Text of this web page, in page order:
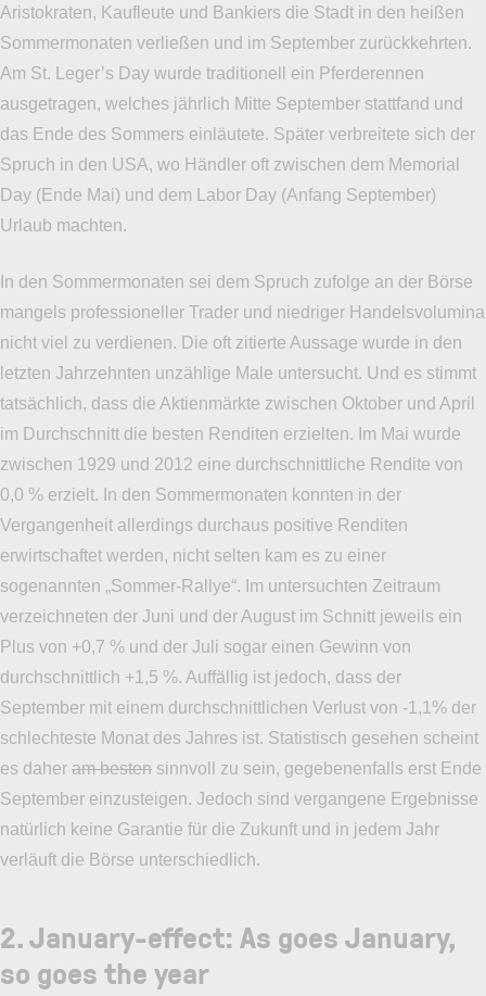
Aristokraten, Kaufleute und Bankiers die Stadt in den heißen
Sommermonaten verließen und im September zurückkehrten.
Am St. Leger’s Day wurde traditionell ein Pferderennen
ausgetragen, welches jährlich Mitte September stattfand und
das Ende des Sommers einläutete. Später verbreitete sich der
Spruch in den USA, wo Händler oft zwischen dem Memorial
Day (Ende Mai) und dem Labor Day (Anfang September)
Urlaub machten.
In den Sommermonaten sei dem Spruch zufolge an der Börse
mangels professioneller Trader und niedriger Handelsvolumina
nicht viel zu verdienen. Die oft zitierte Aussage wurde in den
letzten Jahrzehnten unzählige Male untersucht. Und es stimmt
tatsächlich, dass die Aktienmärkte zwischen Oktober und April
im Durchschnitt die besten Renditen erzielten. Im Mai wurde
zwischen 1929 und 2012 eine durchschnittliche Rendite von
0,0 % erzielt. In den Sommermonaten konnten in der
Vergangenheit allerdings durchaus positive Renditen
erwirtschaftet werden, nicht selten kam es zu einer
sogenannten „Sommer-Rallye“. Im untersuchten Zeitraum
verzeichneten der Juni und der August im Schnitt jeweils ein
Plus von +0,7 % und der Juli sogar einen Gewinn von
durchschnittlich +1,5 %. Auffällig ist jedoch, dass der
September mit einem durchschnittlichen Verlust von -1,1% der
schlechteste Monat des Jahres ist. Statistisch gesehen scheint
es daher am besten sinnvoll zu sein, gegebenenfalls erst Ende
September einzusteigen. Jedoch sind vergangene Ergebnisse
natürlich keine Garantie für die Zukunft und in jedem Jahr
verläuft die Börse unterschiedlich.
2. January-effect: As goes January,
so goes the year